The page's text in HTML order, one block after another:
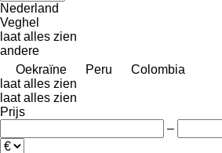
Nederland
Veghel
laat alles zien
andere
Oekraïne
Peru
Colombia
laat alles zien
laat alles zien
Prijs
–